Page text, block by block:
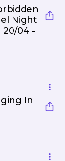
Night
20/04 -
In